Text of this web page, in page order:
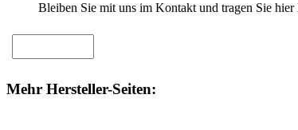
Bleiben Sie mit uns im Kontakt und tragen Sie
Mehr Hersteller-Seiten: